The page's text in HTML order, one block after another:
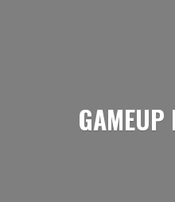
GAMEUP